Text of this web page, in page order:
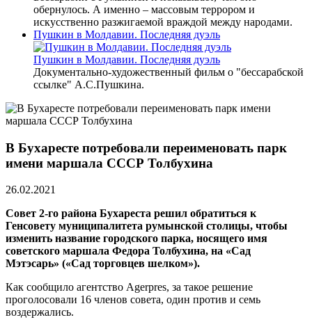
обернулось. А именно – массовым террором и
искусственно разжигаемой враждой между народами.
Пушкин в Молдавии. Последняя дуэль
Пушкин в Молдавии. Последняя дуэль
Документально-художественный фильм о "бессарабской
ссылке" А.С.Пушкина.
В Бухаресте потребовали переименовать парк
имени маршала СССР Толбухина
26.02.2021
Совет 2-го района Бухареста решил обратиться к
Генсовету муниципалитета румынской столицы, чтобы
изменить название городского парка, носящего имя
советского маршала Федора Толбухина, на «Сад
Мэтэсарь» («Сад торговцев шелком»).
Как сообщило агентство Agerpres, за такое решение
проголосовали 16 членов совета, один против и семь
воздержались.